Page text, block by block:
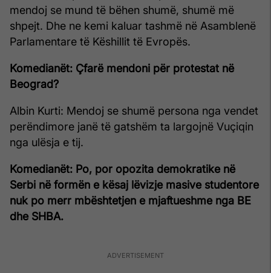
mendoj se mund të bëhen shumë, shumë më
shpejt. Dhe ne kemi kaluar tashmë në Asamblenë
Parlamentare të Këshillit të Evropës.
Komedianët: Çfarë mendoni për protestat në
Beograd?
Albin Kurti: Mendoj se shumë persona nga vendet
perëndimore janë të gatshëm ta largojnë Vuçiqin
nga ulësja e tij.
Komedianët: Po, por opozita demokratike në
Serbi në formën e kësaj lëvizje masive studentore
nuk po merr mbështetjen e mjaftueshme nga BE
dhe SHBA.